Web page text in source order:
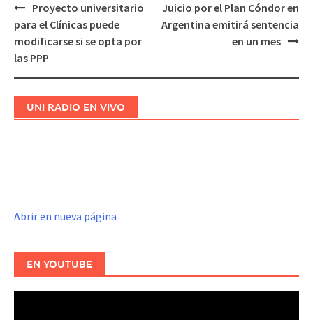
Navegación
de
entradas
Proyecto universitario
para el Clínicas puede
modificarse si se opta por
las PPP
Juicio por el Plan Cóndor en
Argentina emitirá sentencia
en un mes
UNI RADIO EN VIVO
Abrir en nueva página
EN YOUTUBE